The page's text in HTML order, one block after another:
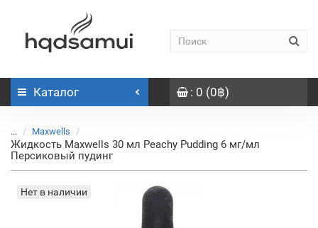
Каталог : 0 (0฿)
... Maxwells
Жидкость Maxwells 30 мл Peachy Pudding 6 мг/мл
Персиковый пудинг
Нет в наличии